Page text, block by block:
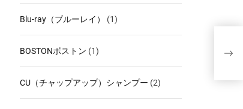
Blu-ray（ブルーレイ） (1)
BOSTONボストン (1)
CU（チャップアップ）シャンプー (2)
学